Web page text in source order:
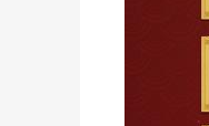
活动时间
跨年超级
活动服务